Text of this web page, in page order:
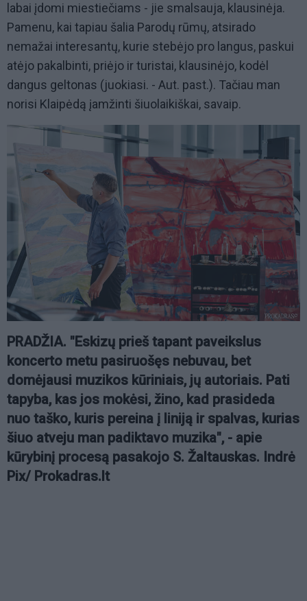
labai įdomi miestiečiams - jie smalsauja, klausinėja.
Pamenu, kai tapiau šalia Parodų rūmų, atsirado
nemažai interesantų, kurie stebėjo pro langus, paskui
atėjo pakalbinti, priėjo ir turistai, klausinėjo, kodėl
dangus geltonas (juokiasi. - Aut. past.). Tačiau man
norisi Klaipėdą įamžinti šiuolaikiškai, savaip.
PRADŽIA. "Eskizų prieš tapant paveikslus
koncerto metu pasiruošęs nebuvau, bet
domėjausi muzikos kūriniais, jų autoriais. Pati
tapyba, kas jos mokėsi, žino, kad prasideda
nuo taško, kuris pereina į liniją ir spalvas, kurias
šiuo atveju man padiktavo muzika", - apie
kūrybinį procesą pasakojo S. Žaltauskas. Indrė
Pix/ Prokadras.lt